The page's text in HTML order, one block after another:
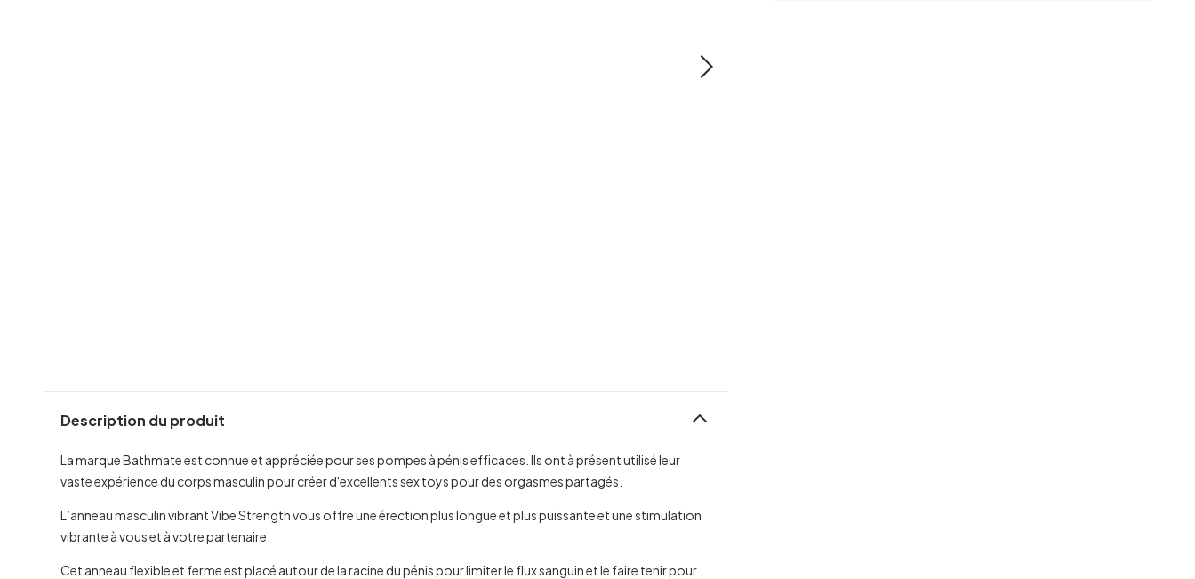
Description du produit
La marque Bathmate est connue et appréciée pour ses pompes à pénis efficaces. Ils ont à présent utilisé leur
vaste expérience du corps masculin pour créer d'excellents sex toys pour des orgasmes partagés.
L’anneau masculin vibrant Vibe Strength vous offre une érection plus longue et plus puissante et une stimulation
vibrante à vous et à votre partenaire.
Cet anneau flexible et ferme est placé autour de la racine du pénis pour limiter le flux sanguin et le faire tenir pour